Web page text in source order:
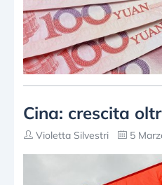
Cina: crescita
Violetta Silvestri 5